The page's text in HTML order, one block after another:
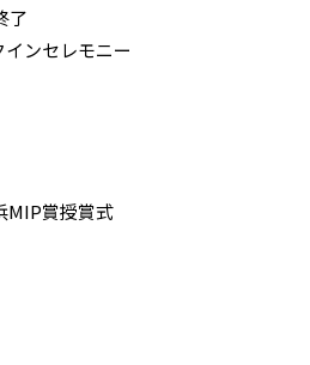
了
ンセレモニー
賞授賞式